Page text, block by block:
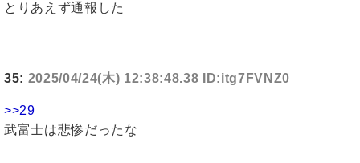
とりあえず通報した
35: 2025/04/24(木) 12:38:48.38 ID:itg7FVNZ0
>>29
武富士は悲惨だったな